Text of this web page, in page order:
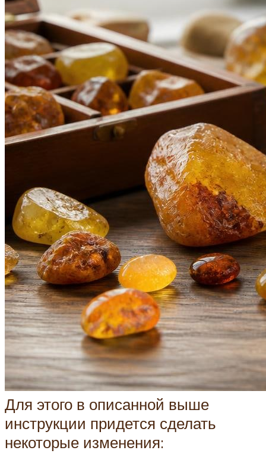
Для этого в описанной выше
инструкции придется сделать
некоторые изменения: